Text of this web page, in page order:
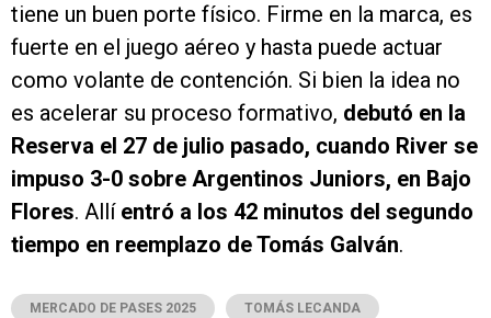
tiene un buen porte físico. Firme en la marca, es
fuerte en el juego aéreo y hasta puede actuar
como volante de contención. Si bien la idea no
es acelerar su proceso formativo, debutó en la
Reserva el 27 de julio pasado, cuando River se
impuso 3-0 sobre Argentinos Juniors, en Bajo
Flores. Allí entró a los 42 minutos del segundo
tiempo en reemplazo de Tomás Galván.
MERCADO DE PASES 2025 TOMÁS LECANDA